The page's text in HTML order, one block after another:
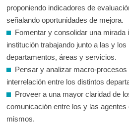
proponiendo indicadores de
señalando oportunidades de mejora.
Fomentar y consolidar una mirada
institución trabajando junto a las y los
departamentos, áreas y servicios.
Pensar y analizar macro-
interrelación entre los distintos
Proveer a una mayor claridad de
comunicación entre los y las agentes
mismos.